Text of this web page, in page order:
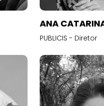
ANA
PUBLICIS - Diretor